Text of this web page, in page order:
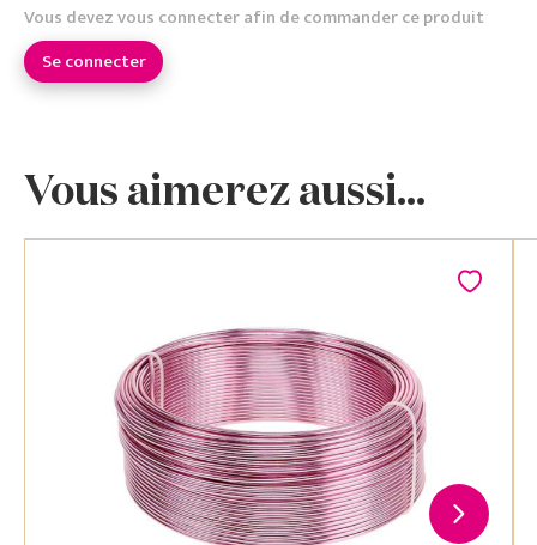
Vous devez vous connecter afin de commander ce produit
Se connecter
Vous aimerez aussi...